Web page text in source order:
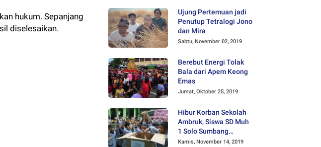
hukum. Sepanjang
diselesaikan.
Ujung Pertemuan jadi
Penutup Tetralogi Jono
dan Mira
Sabtu, November 02, 2019
Berebut Energi Tolak
Bala dari Apem Keong
Emas
Jumat, Oktober 25, 2019
Hibur Korban Sekolah
Ambruk, Siswa SD Muh
1 Solo Sumbang
Mainan Othok-othok
Kamis, November 14, 2019